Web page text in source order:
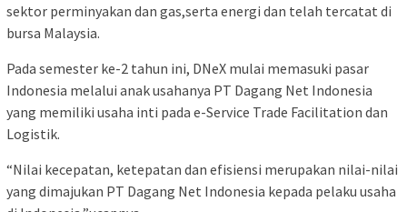
sektor perminyakan dan gas,serta energi dan telah tercatat di
bursa Malaysia.
Pada semester ke-2 tahun ini, DNeX mulai memasuki pasar
Indonesia melalui anak usahanya PT Dagang Net Indonesia
yang memiliki usaha inti pada e-Service Trade Facilitation dan
Logistik.
“Nilai kecepatan, ketepatan dan efisiensi merupakan nilai-nilai
yang dimajukan PT Dagang Net Indonesia kepada pelaku usaha